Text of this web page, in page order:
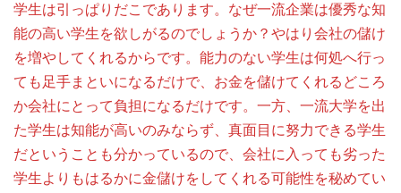
学生は引っぱりだこであります。なぜ一流企業は優秀な知
能の高い学生を欲しがるのでしょうか？やはり会社の儲け
を増やしてくれるからです。能力のない学生は何処へ行っ
ても足手まといになるだけで、お金を儲けてくれるどころ
か会社にとって負担になるだけです。一方、一流大学を出
た学生は知能が高いのみならず、真面目に努力できる学生
だということも分かっているので、会社に入っても劣った
学生よりもはるかに金儲けをしてくれる可能性を秘めてい